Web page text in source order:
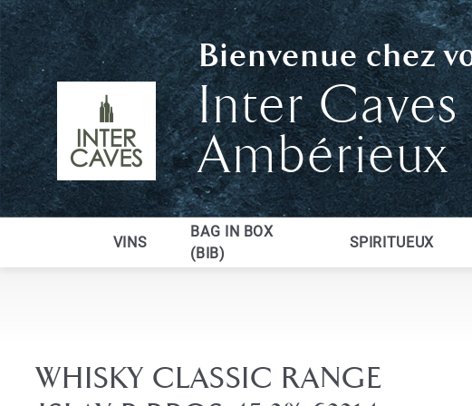
Bienvenue chez
Inter Caves
Ambérieux
VINS
BAG IN BOX
(BIB)
SPIRITUEUX
WHISKY CLASSIC RANGE